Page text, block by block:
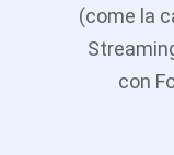
(come la
con